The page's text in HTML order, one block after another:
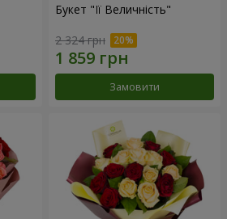
Букет "Її Величність"
2 324 грн
Замовити